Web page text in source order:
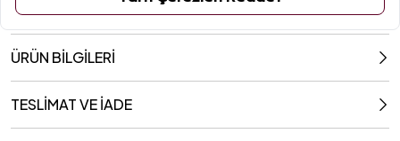
ÜRÜN BİLGİLERİ
TESLİMAT VE İADE